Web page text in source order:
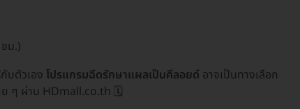
ม.)
บตัวเอง โปรแกรมฉีดรักษาแผลเป็นคีลอยด์ อาจเป็นทางเลือก
ย ๆ ผ่าน HDmall.co.th 🗓️